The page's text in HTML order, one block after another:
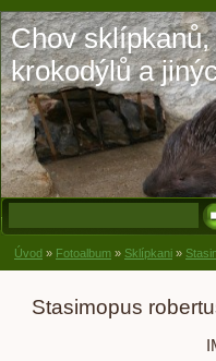
Chov
krokodýlů a
Úvod » Fotoalbum » Sklípkani »
Stasimopus